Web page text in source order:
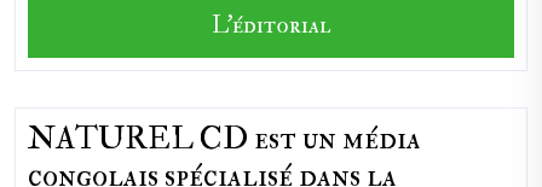
L'éditorial
NATUREL CD est un média
congolais spécialisé dans la